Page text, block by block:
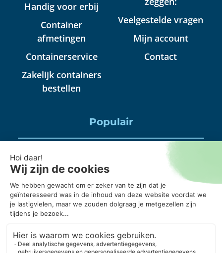
Handig voor erbij
Container
afmetingen
Containerservice
Zakelijk containers
bestellen
Veelgestelde vragen
Mijn account
Contact
Populair
Huisraad container huren
Puinbak huren, mag daar alles in?
20 kuub container, wanneer gebruik je die?